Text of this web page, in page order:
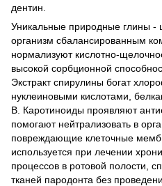
дентин.
Уникальные природные глины -
организм сбалансированным
нормализуют кислотно-
высокой сорбционной
Экстракт спирулины богат
нуклеиновыми кислотами,
В. Каротиноиды проявляют
помогают нейтрализовать в
повреждающие клеточные
используется при лечении
процессов в ротовой полости,
тканей пародонта без